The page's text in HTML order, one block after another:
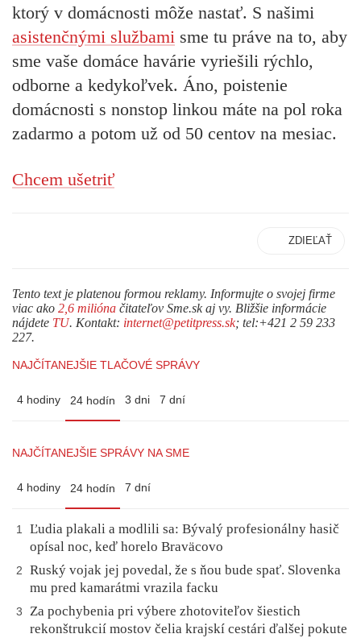
ktorý v domácnosti môže nastať. S našimi
asistenčnými službami sme tu práve na to, aby
sme vaše domáce havárie vyriešili rýchlo,
odborne a kedykoľvek. Áno, poistenie
domácnosti s nonstop linkou máte na pol roka
zadarmo a potom už od 50 centov na mesiac.
Chcem ušetriť
ZDIEĽAŤ
Tento text je platenou formou reklamy. Informujte o svojej firme
viac ako 2,6 milióna čitateľov Sme.sk aj vy. Bližšie informácie
nájdete TU. Kontakt: internet@petitpress.sk; tel:+421 2 59 233
227.
NAJČÍTANEJŠIE TLAČOVÉ SPRÁVY
4 hodiny 24 hodín 3 dni 7 dní
NAJČÍTANEJŠIE SPRÁVY NA SME
4 hodiny 24 hodín 7 dní
1
Ľudia plakali a modlili sa: Bývalý profesionálny hasič
opísal noc, keď horelo Braväcovo
2
Ruský vojak jej povedal, že s ňou bude spať. Slovenka
mu pred kamarátmi vrazila facku
3
Za pochybenia pri výbere zhotoviteľov šiestich
rekonštrukcií mostov čelia krajskí cestári ďalšej pokute